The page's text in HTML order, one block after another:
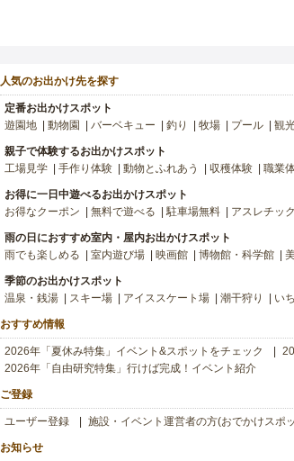
人気のお出かけ先を探す
定番お出かけスポット
遊園地
動物園 バーベキュー 釣り 牧場 プール 観
親子で体験するお出かけスポット
工場見学
手作り体験 動物とふれあう 収穫体験 職業
お得に一日中遊べるお出かけスポット
お得なクーポン
無料で遊べる 駐車場無料 アスレチック
雨の日におすすめ室内・屋内お出かけスポット
雨でも楽しめる
室内遊び場 映画館 博物館・科学館
季節のお出かけスポット
温泉・銭湯
スキー場 アイススケート場 潮干狩り い
おすすめ情報
2026年「夏休み特集」イベント&スポットをチェック
2026年「自由研究特集」行けば完成！イベント紹介
ご登録
ユーザー登録 施設・イベント運営者の方(おでかけスポ
お知らせ